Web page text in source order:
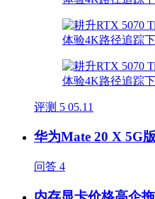
评测 5 05.11
华为Mate 20 X 5G
问答 4